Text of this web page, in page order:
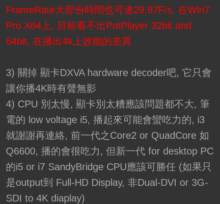
FrameRate大部份時間也可達29.97F/s, 在Win7
Pro X64上, 目前看不出PotPlayer 32bit and
64bit, 在播出4k上效能的差異
3) 關掉 顯卡DXVA hardware decoder吧, 它只會
讓你播4K時有聲無影
4) CPU 別太慢, 顯卡別太糟應該問題都不大, 筆
電的 low voltage i5, 播起來可能會蠻吃力的, i3
就謝謝再連絡, 前一代之Core2 or QuadCore 如
Q6600, 播的會很吃力, 但新一代 for desktop PC
的i5 or i7 SandyBridge CPU應該可勝任 (如果只
是output到 Full-HD Display, 非Dual-DVI or 3G-
SDI to 4K diaplay)